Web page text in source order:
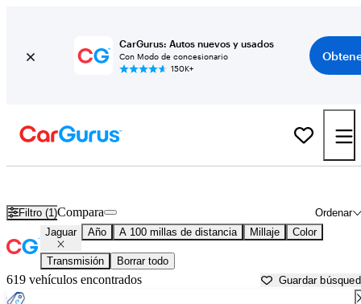
CarGurus: Autos nuevos y usados
Con Modo de concesionario
150K+
Filtro (1) Ordenar
Compara
Jaguar Año A 100 millas de distancia Millaje Color
Transmisión Borrar todo
619 vehículos encontrados Guardar